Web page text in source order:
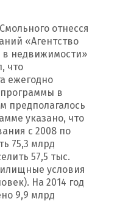
отнесся
«Агентство
в недвижимости»
что
ежегодно
в
предполагалось
указано, что
с 2008 по
75,3 млрд
57,5 тыс.
условия
На 2014 год
9,9 млрд